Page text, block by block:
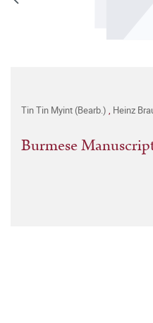
Tin Tin Myint (Bearb.) , Heinz
Burmese